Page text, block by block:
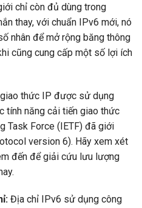
chỉ còn đủ dùng trong
thay, với chuẩn IPv6 mới, nó
nhân để mở rộng băng thông
cũng cung cấp một số lợi ích
thức IP được sử dụng
tính năng cải tiến giao thức
Task Force (IETF) đã giới
version 6). Hãy xem xét
đến để giải cứu lưu lượng
Địa chỉ IPv6 sử dụng công